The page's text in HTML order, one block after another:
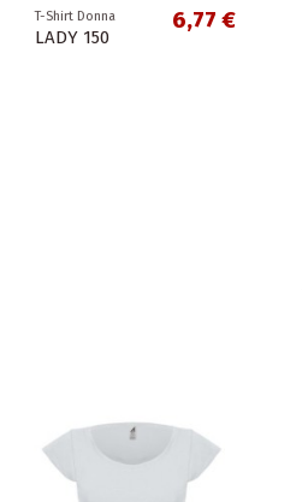
T-Shirt Donna
LADY 150
6,77 €